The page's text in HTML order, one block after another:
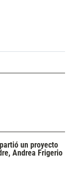
un proyecto
Andrea Frigerio